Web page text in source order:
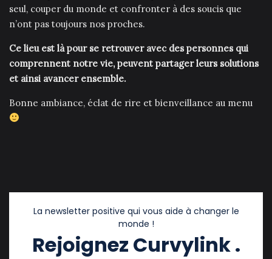
seul, couper du monde et confronter à des soucis que
n’ont pas toujours nos proches.
Ce lieu est là pour se retrouver avec des personnes qui
comprennent notre vie, peuvent partager leurs solutions
et ainsi avancer ensemble.
Bonne ambiance, éclat de rire et bienveillance au menu
La newsletter positive qui vous aide à changer le
monde !
Rejoignez Curvylink .